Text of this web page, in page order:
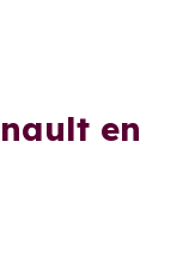
en